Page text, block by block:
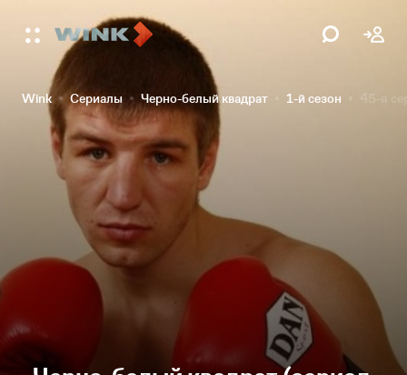
Wink Сериалы Черно-белый квадрат 1-й сезон 45-я